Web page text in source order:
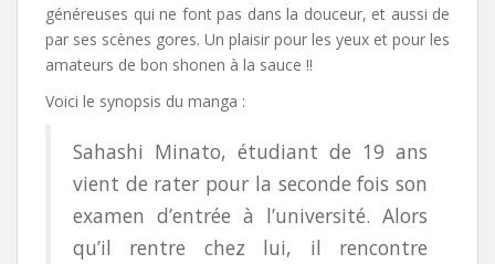
généreuses qui ne font pas dans la douceur, et aussi de
par ses scènes gores. Un plaisir pour les yeux et pour les
amateurs de bon shonen à la sauce !!
Voici le synopsis du manga :
Sahashi Minato, étudiant de 19 ans
vient de rater pour la seconde fois son
examen d’entrée à l’université. Alors
qu’il rentre chez lui, il rencontre